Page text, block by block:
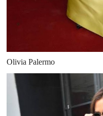
Olivia Palermo